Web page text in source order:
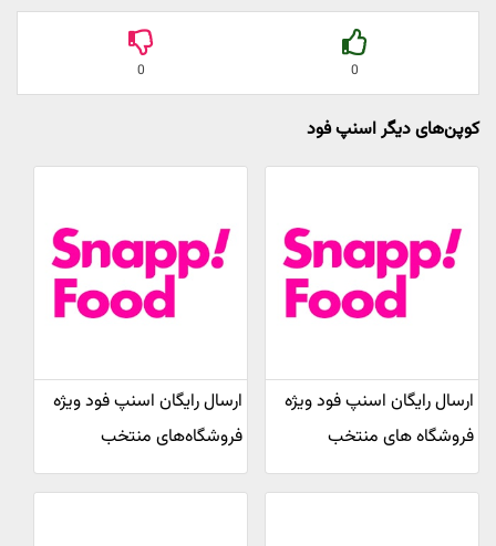
0
0
کوپن‌های دیگر اسنپ فود
ارسال رایگان اسنپ فود ویژه
فروشگاه های منتخب
ارسال رایگان اسنپ فود ویژه
فروشگاه‌های منتخب